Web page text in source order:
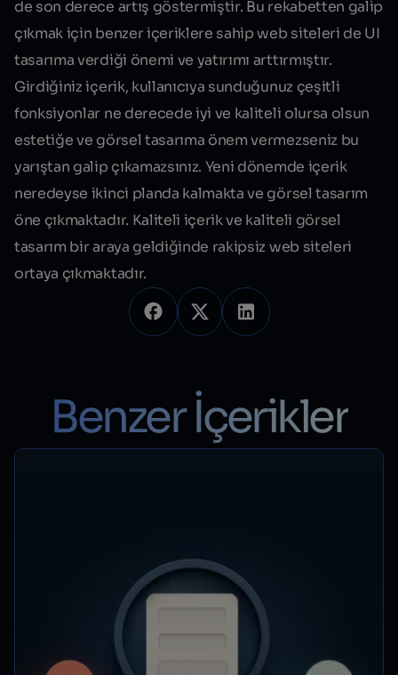
de son derece artış göstermiştir. Bu rekabetten galip
çıkmak için benzer içeriklere sahip web siteleri de UI
tasarıma verdiği önemi ve yatırımı arttırmıştır.
Girdiğiniz içerik, kullanıcıya sunduğunuz çeşitli
fonksiyonlar ne derecede iyi ve kaliteli olursa olsun
estetiğe ve görsel tasarıma önem vermezseniz bu
yarıştan galip çıkamazsınız. Yeni dönemde içerik
neredeyse ikinci planda kalmakta ve görsel tasarım
öne çıkmaktadır. Kaliteli içerik ve kaliteli görsel
tasarım bir araya geldiğinde rakipsizweb siteleri
ortaya çıkmaktadır.
Benzer İçerikler